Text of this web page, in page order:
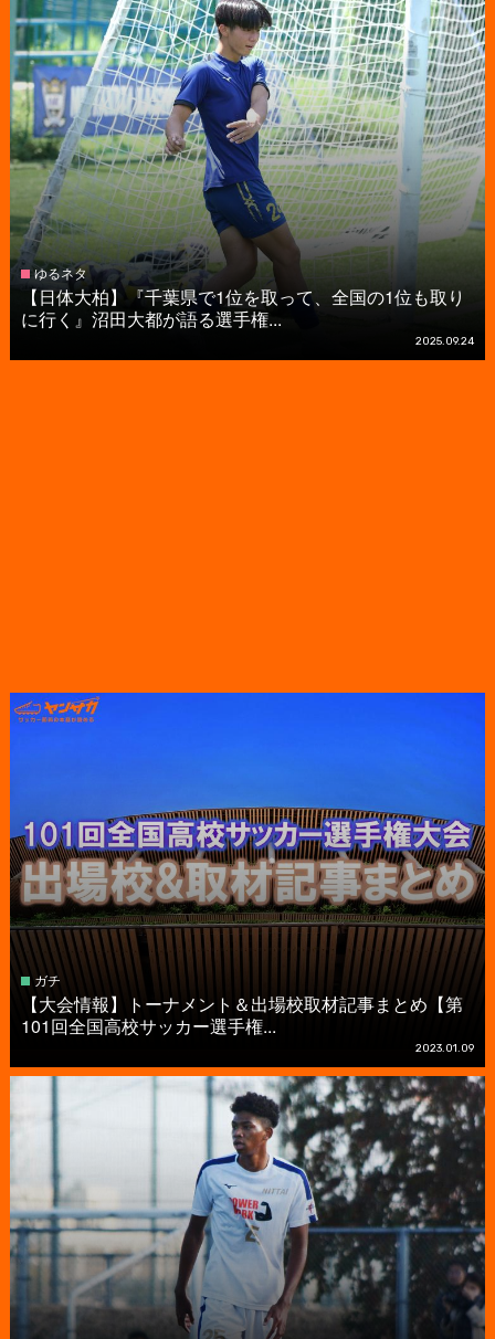
ゆるネタ
【日体大柏】『千葉県で1位を取って、全国の1位も取り
に行く』沼田大都が語る選手権...
2025.09.24
ガチ
【大会情報】トーナメント＆出場校取材記事まとめ【第
101回全国高校サッカー選手権...
2023.01.09